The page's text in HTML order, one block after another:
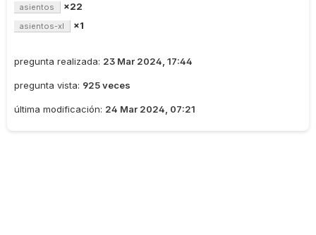
asientos ×22
asientos-xl ×1
pregunta realizada: 23 Mar 2024, 17:44
pregunta vista: 925 veces
última modificación: 24 Mar 2024, 07:21